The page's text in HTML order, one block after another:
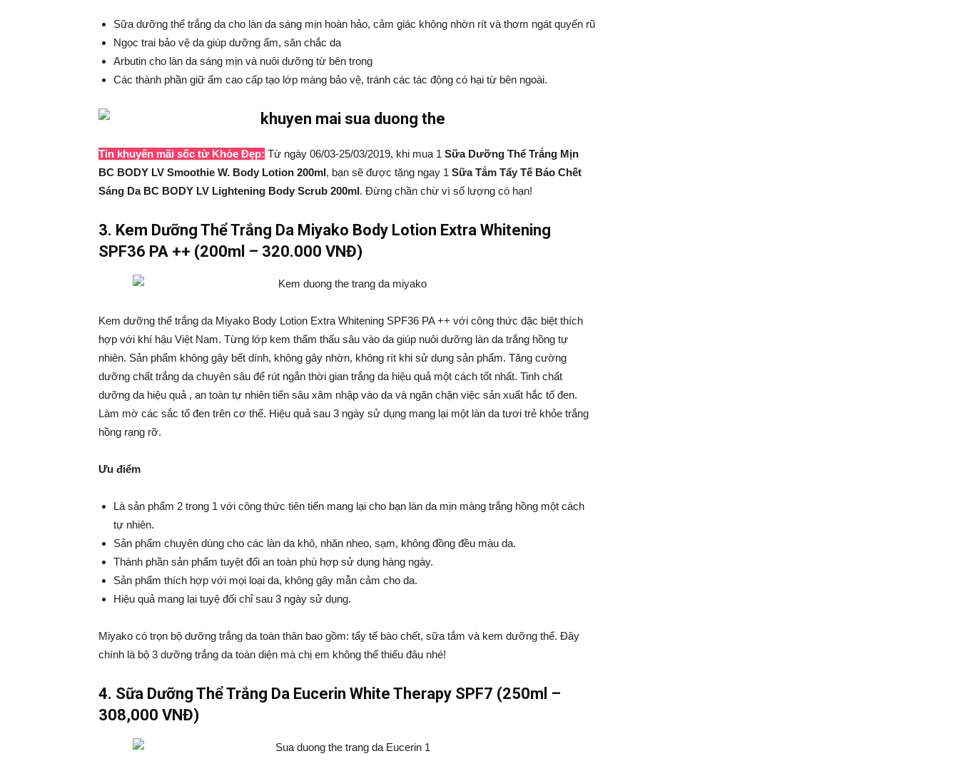
Sữa dưỡng thể trắng da cho làn da sáng mịn hoàn hảo, cảm giác không nhờn rít và thơm ngát quyến rũ
Ngọc trai bảo vệ da giúp dưỡng ẩm, săn chắc da
Arbutin cho làn da sáng mịn và nuôi dưỡng từ bên trong
Các thành phần giữ ẩm cao cấp tạo lớp màng bảo vệ, tránh các tác động có hại từ bên ngoài.
Tin khuyến mãi sốc từ Khỏe Đẹp: Từ ngày 06/03-25/03/2019, khi mua 1 Sữa Dưỡng Thể Trắng Mịn
BC BODY LV Smoothie W. Body Lotion 200ml, bạn sẽ được tặng ngay 1 Sữa Tắm Tẩy Tế Báo Chết
Sáng Da BC BODY LV Lightening Body Scrub 200ml. Đừng chần chừ vì số lượng có hạn!
3. Kem Dưỡng Thể Trắng Da Miyako Body Lotion Extra Whitening
SPF36 PA ++ (200ml – 320.000 VNĐ)
Kem dưỡng thể trắng da Miyako Body Lotion Extra Whitening SPF36 PA ++ với công thức đặc biệt thích
hợp với khí hậu Việt Nam. Từng lớp kem thẩm thấu sâu vào da giúp nuôi dưỡng làn da trắng hồng tự
nhiên. Sản phẩm không gây bết dính, không gây nhờn, không rít khi sử dụng sản phẩm. Tăng cường
dưỡng chất trắng da chuyên sâu để rút ngắn thời gian trắng da hiệu quả một cách tốt nhất. Tinh chất
dưỡng da hiệu quả , an toàn tự nhiên tiến sâu xâm nhập vào da và ngăn chặn việc sản xuất hắc tố đen.
Làm mờ các sắc tố đen trên cơ thể. Hiệu quả sau 3 ngày sử dụng mang lại một làn da tươi trẻ khỏe trắng
hồng rạng rỡ.
Ưu điểm
Là sản phẩm 2 trong 1 với công thức tiên tiến mang lại cho bạn làn da mịn màng trắng hồng một cách
tự nhiên.
Sản phẩm chuyên dùng cho các làn da khô, nhăn nheo, sạm, không đồng đều màu da.
Thành phần sản phẩm tuyệt đối an toàn phù hợp sử dụng hàng ngày.
Sản phẩm thích hợp với mọi loại da, không gây mẫn cảm cho da.
Hiệu quả mang lại tuyệ đối chỉ sau 3 ngày sử dụng.
Miyako có trọn bộ dưỡng trắng da toàn thân bao gồm: tẩy tế bào chết, sữa tắm và kem dưỡng thể. Đây
chính là bộ 3 dưỡng trắng da toàn diện mà chị em không thể thiếu đâu nhé!
4. Sữa Dưỡng Thể Trắng Da Eucerin White Therapy SPF7 (250ml –
308,000 VNĐ)